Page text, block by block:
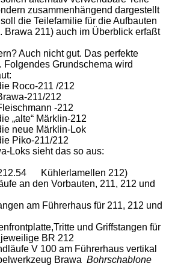
zusammenhängend dargestellt
die Teilefamilie für die Aufbauten
Brawa 211) auch im Überblick erfaßt
Auch nicht gut. Das perfekte
Folgendes Grundschema wird
Roco-211 /212
211/212
-212
„alte“ Märklin-212
neue Märklin-Lok
Piko-211/212
Loks sieht das so aus:
Kühlerlamellen 212)
an den Vorbauten, 211, 212 und
am Führerhaus für 211, 212 und
und Griffstangen für
BR 212
V 100 am Führerhaus vertikal
Brawa Bohrschablone